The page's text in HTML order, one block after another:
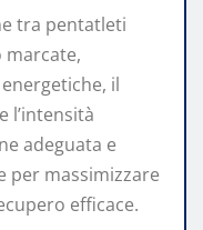
tra pentatleti
il
l’intensità
adeguata e
per massimizzare
efficace.